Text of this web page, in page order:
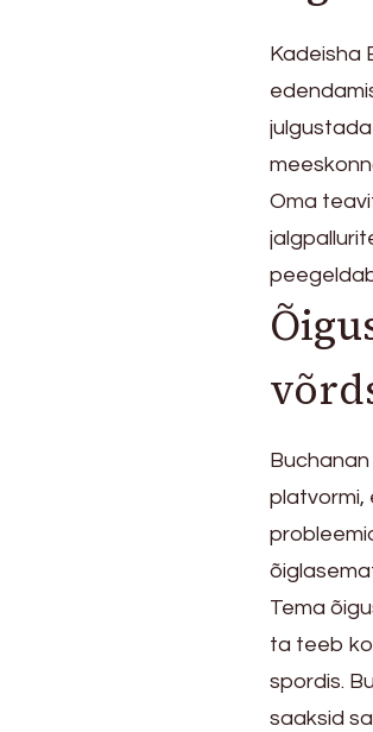
Kadeisha
Oma
platvormi,
Tema
ta teeb
spordis.
saaksid